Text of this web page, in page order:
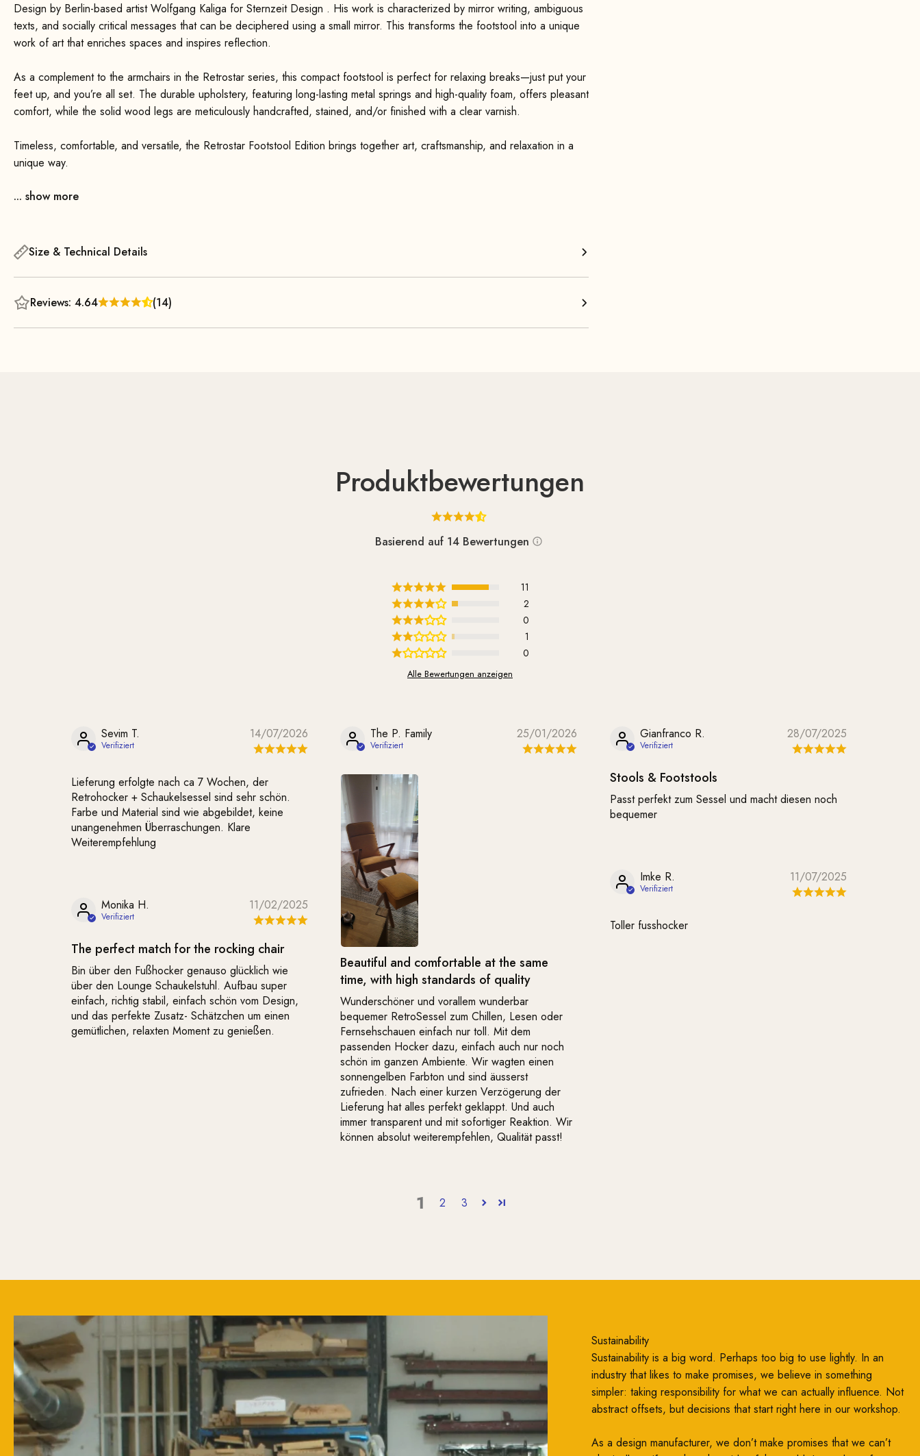
Design by Berlin-based artist Wolfgang Kaliga for Sternzeit Design . His work is characterized by mirror writing, ambiguous
texts, and socially critical messages that can be deciphered using a small mirror. This transforms the footstool into a unique
work of art that enriches spaces and inspires reflection.
As a complement to the armchairs in the Retrostar series, this compact footstool is perfect for relaxing breaks—just put your
feet up, and you’re all set. The durable upholstery, featuring long-lasting metal springs and high-quality foam, offers pleasant
comfort, while the solid wood legs are meticulously handcrafted, stained, and/or finished with a clear varnish.
Timeless, comfortable, and versatile, the Retrostar Footstool Edition brings together art, craftsmanship, and relaxation in a
unique way.
... show more
Size & Technical Details
Reviews: 4.64 (14)
Produktbewertungen
Basierend auf 14 Bewertungen
11
2
0
1
0
Alle Bewertungen anzeigen
14/07/2026
Sevim T.
Lieferung erfolgte nach ca 7 Wochen, der
Retrohocker + Schaukelsessel sind sehr schön.
Farbe und Material sind wie abgebildet, keine
unangenehmen Überraschungen. Klare
Weiterempfehlung
25/01/2026
The P. Family
Beautiful and comfortable at the same
time, with high standards of quality
Wunderschöner und vorallem wunderbar
bequemer RetroSessel zum Chillen, Lesen oder
Fernsehschauen einfach nur toll. Mit dem
passenden Hocker dazu, einfach auch nur noch
schön im ganzen Ambiente. Wir wagten einen
sonnengelben Farbton und sind äusserst
zufrieden. Nach einer kurzen Verzögerung der
Lieferung hat alles perfekt geklappt. Und auch
immer transparent und mit sofortiger Reaktion. Wir
können absolut weiterempfehlen, Qualität passt!
28/07/2025
Gianfranco R.
Stools & Footstools
Passt perfekt zum Sessel und macht diesen noch
bequemer
11/07/2025
Imke R.
Toller fusshocker
11/02/2025
Monika H.
The perfect match for the rocking chair
Bin über den Fußhocker genauso glücklich wie
über den Lounge Schaukelstuhl. Aufbau super
einfach, richtig stabil, einfach schön vom Design,
und das perfekte Zusatz- Schätzchen um einen
gemütlichen, relaxten Moment zu genießen.
1 2 3
Sustainability
Sustainability is a big word. Perhaps too big to use lightly. In an
industry that likes to make promises, we believe in something
simpler: taking responsibility for what we can actually influence. Not
abstract offsets, but decisions that start right here in our workshop.
As a design manufacturer, we don’t make promises that we can’t